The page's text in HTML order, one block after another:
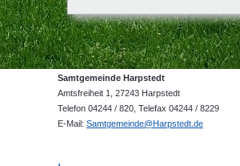
Samtgemeinde Harpstedt
Amtsfreiheit 1, 27243 Harpstedt
Telefon 04244 / 820, Telefax 04244 / 8229
E-Mail: Samtgemeinde@Harpstedt.de